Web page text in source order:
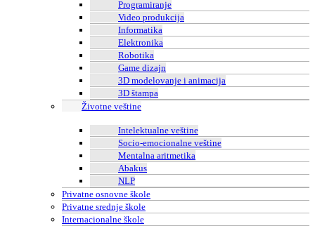
Programiranje
Video produkcija
Informatika
Elektronika
Robotika
Game dizajn
3D modelovanje i animacija
3D štampa
Životne veštine
Intelektualne veštine
Socio-emocionalne veštine
Mentalna aritmetika
Abakus
NLP
Privatne osnovne škole
Privatne srednje škole
Internacionalne škole